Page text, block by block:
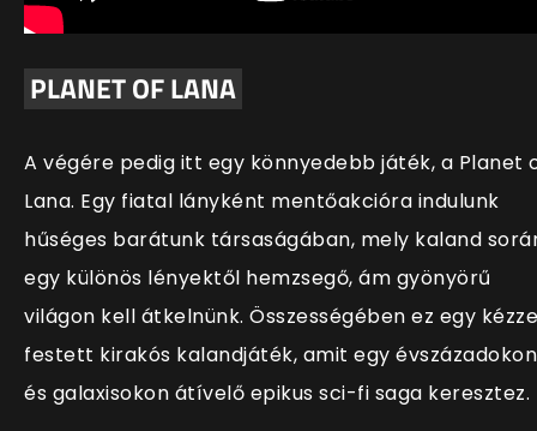
PLANET OF LANA
A végére pedig itt egy könnyedebb játék, a Planet
Lana. Egy fiatal lányként mentőakcióra indulunk
hűséges barátunk társaságában, mely kaland
egy különös lényektől hemzsegő, ám gyönyörű
világon kell átkelnünk. Összességében ez egy
festett kirakós kalandjáték, amit egy évszázadokon
és galaxisokon átívelő epikus sci-fi saga keresztez.